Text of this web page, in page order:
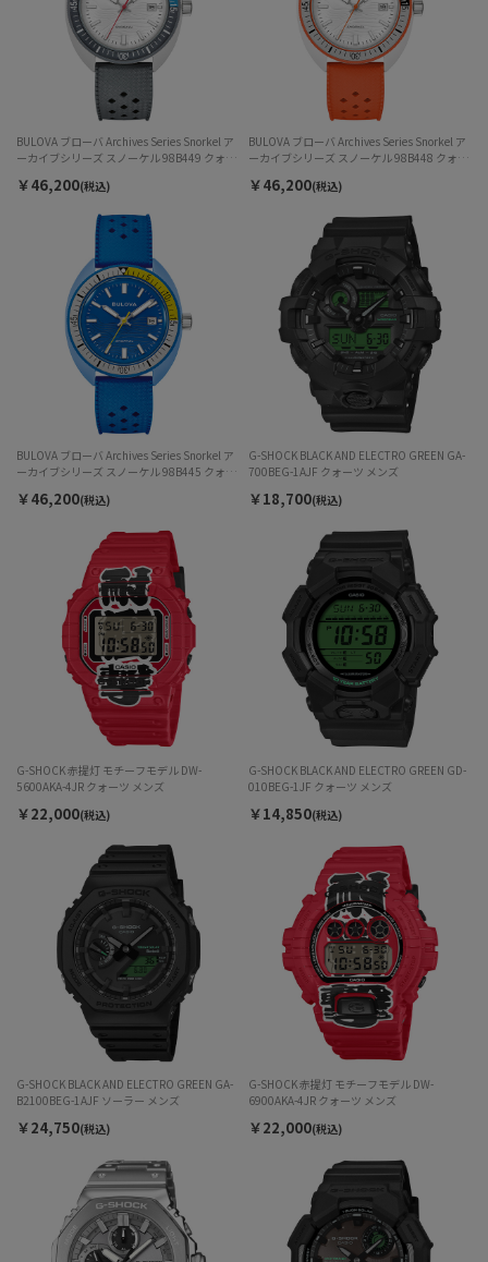
BULOVA ブローバ Archives Series Snorkel ア
ーカイブシリーズ スノーケル 98B449 クォー
￥46,200(税込)
BULOVA ブローバ Archives Series Snorkel ア
ーカイブシリーズ スノーケル 98B448 クォー
￥46,200(税込)
BULOVA ブローバ Archives Series Snorkel ア
ーカイブシリーズ スノーケル 98B445 クォー
￥46,200(税込)
G-SHOCK BLACK AND ELECTRO GREEN GA-
700BEG-1AJF クォーツ メンズ
￥18,700(税込)
G-SHOCK 赤提灯 モチーフモデル DW-
5600AKA-4JR クォーツ メンズ
￥22,000(税込)
G-SHOCK BLACK AND ELECTRO GREEN GD-
010BEG-1JF クォーツ メンズ
￥14,850(税込)
G-SHOCK BLACK AND ELECTRO GREEN GA-
B2100BEG-1AJF ソーラー メンズ
￥24,750(税込)
G-SHOCK 赤提灯 モチーフモデル DW-
6900AKA-4JR クォーツ メンズ
￥22,000(税込)